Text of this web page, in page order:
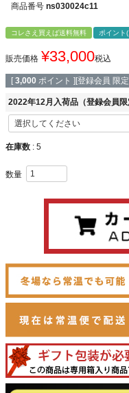
商品番号 ns030024c11
コレさえ買えば送料無料 ポイント
販売価格 ¥33,000税込
[ 3,000 ポイント ][登録会員 限
2022年12月入荷品（登録会員限
在庫数 5